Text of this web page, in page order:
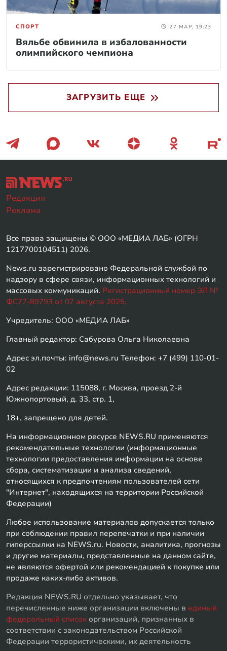
СПОРТ 27 МАР, 19:23
Вяльбе обвинила в избалованности
олимпийского чемпиона
ЗАГРУЗИТЬ ЕЩЕ
Редакция
Реклама
Все права защищены © ООО «МЕДИА ЛАБ» (ОГРН
1217700104511) 2026.
News.ru зарегистрировано Федеральной службой по
надзору в сфере связи, информационных технологий и
массовых коммуникаций. Регистрационный номер ЭЛ №
ФС77-89793 от 07 августа 2025.
Учредитель: ООО «МЕДИА ЛАБ»
Главный редактор: Сабурова Ольга Николаевна
Адрес эл.почты: info@news.ru Телефон: +7 (499) 110-01-
02
Адрес редакции: 115088, г. Москва, проезд 2-й
Южнопортовый, д. 33, стр. 1,
18+, запрещено для детей.
На информационном ресурсе NEWS.RU применяются
рекомендательные технологии (информационные
технологии предоставления информации на основе
сбора, систематизации и анализа сведений,
относящихся к предпочтениям пользователей сети
"Интернет", находящихся на территории Российской
Федерации)
Любое использование материалов допускается только
при соблюдении правил перепечатки и при наличии
гиперссылки на NEWS.ru. Новости, аналитика, прогнозы
и другие материалы, представленные на данном сайте,
не являются офертой или рекомендацией к покупке или
продаже каких-либо активов.
Редакция NEWS.RU отдельно указывает, что
перечисленные ниже организации включены в единый
федеральный список организаций, признанных в
соответствии с законодательством Российской
Федерации террористическими, их деятельность